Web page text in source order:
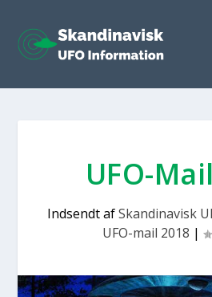
UFO-
Indsendt afSkandinavisk
UFO-mail 2018 |